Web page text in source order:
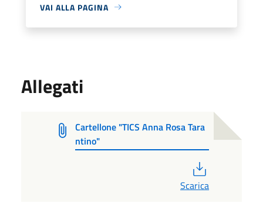
VAI ALLA PAGINA
Allegati
Cartellone "TICS Anna Rosa Tara
ntino"
Scarica